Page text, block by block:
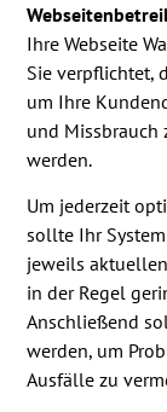
Ihre Webseite
Sie verpflichtet,
um Ihre
und Missbrauch
werden.
Um jederzeit
sollte Ihr
jeweils
in der Regel
Anschließend
werden, um
Ausfälle zu